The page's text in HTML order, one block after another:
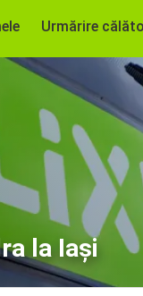
Urmărire
la Iași